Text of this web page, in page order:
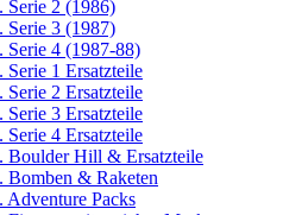
2 (1986)
3 (1987)
4 (1987-88)
1 Ersatzteile
2 Ersatzteile
3 Ersatzteile
4 Ersatzteile
Boulder Hill & Ersatzteile
& Raketen
Packs